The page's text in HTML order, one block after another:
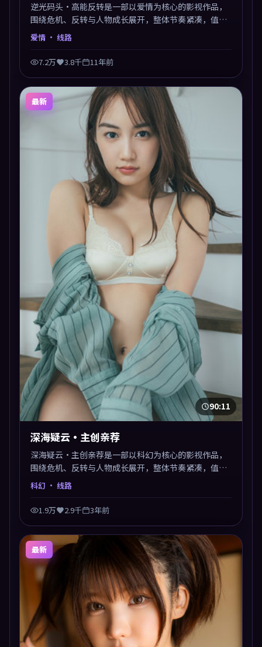
逆光码头·高能反转是一部以爱情为核心的影视作品，
围绕危机、反转与人物成长展开，整体节奏紧凑，值得
推荐观看。
爱情 · 线路
7.2万 3.8千 11年前
最新
90:11
深海疑云·主创亲荐
深海疑云·主创亲荐是一部以科幻为核心的影视作品，
围绕危机、反转与人物成长展开，整体节奏紧凑，值得
推荐观看。
科幻 · 线路
1.9万 2.9千 3年前
最新